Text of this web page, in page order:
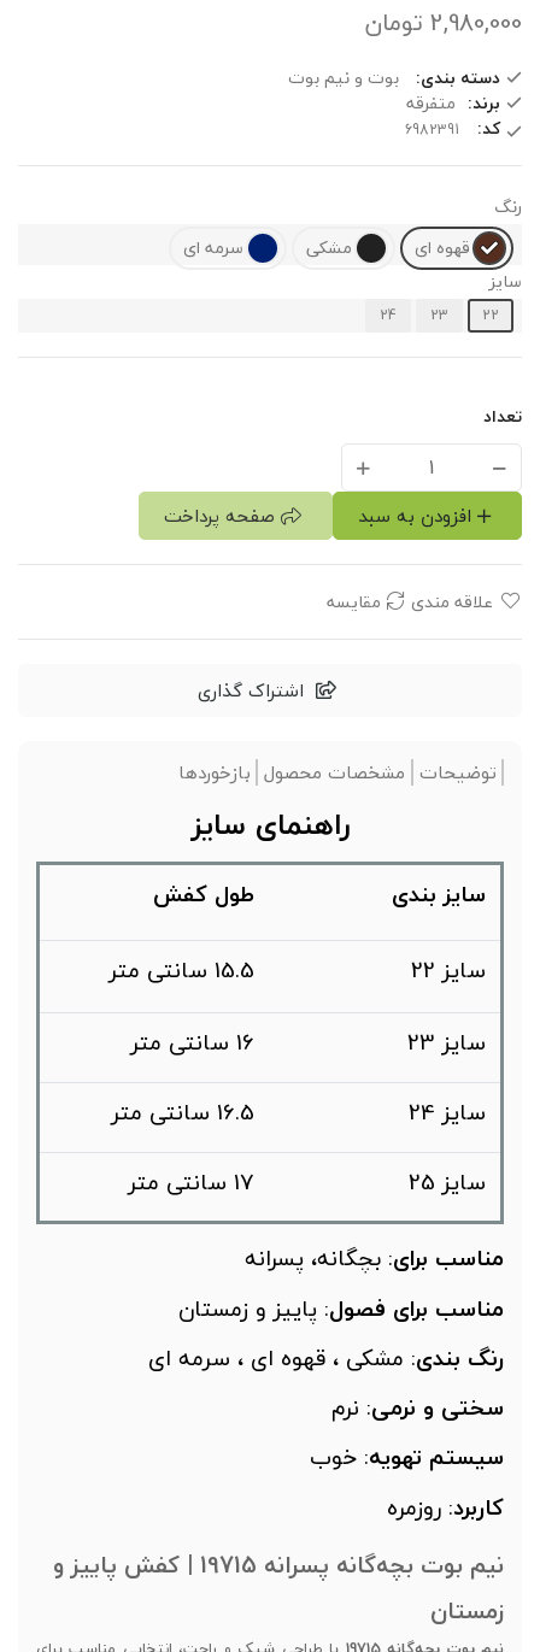
2,980,000 تومان
دسته بندی: بوت و نیم بوت
برند: متفرقه
کد:
رنگ
قهوه ای
مشکی
سرمه ای
سایز
22
23
24
تعداد
افزودن به سبد صفحه پرداخت
علاقه مندی مقایسه
اشتراک گذاری
توضیحات مشخصات محصول بازخوردها
راهنمای سایز
سایز بندی
طول کفش
سایز 22
15.5 سانتی متر
سایز 23
16 سانتی متر
سایز 24
16.5 سانتی متر
سایز 25
17 سانتی متر
مناسب برای: بچگانه، پسرانه
مناسب برای فصول: پاییز و زمستان
رنگ بندی: مشکی ، قهوه ای ، سرمه ای
سختی و نرمی: نرم
سیستم تهویه: خوب
کاربرد: روزمره
نیم بوت بچه‌گانه پسرانه 19715 | کفش پاییز و
زمستان